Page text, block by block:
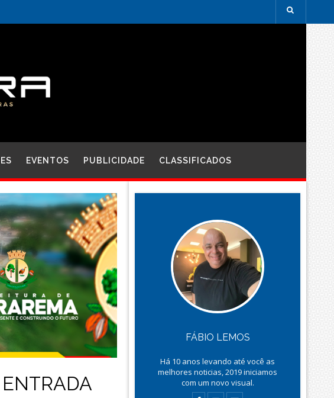
EVENTOS PUBLICIDADE CLASSIFICADOS
FÁBIO LEMOS
Há 10 anos levando até você as
melhores noticias, 2019 iniciamos
com um novo visual.